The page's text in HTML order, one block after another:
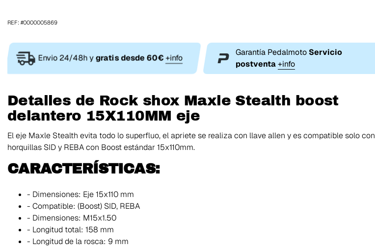
REF: #0000005869
Envio 24/48h ygratis desde 60€ +info
Garantía Pedalmoto Servicio
postventa +info
Detalles de Rock shox Maxle Stealth boost
delantero 15X110MM eje
El eje Maxle Stealth evita todo lo superfluo, el apriete se realiza con llave allen y es compatible solo con
horquillas SID y REBA con Boost estándar 15x110mm.
CARACTERÍSTICAS:
- Dimensiones: Eje 15x110 mm
- Compatible: (Boost) SID, REBA
- Dimensiones: M15x1.50
- Longitud total: 158 mm
- Longitud de la rosca: 9 mm